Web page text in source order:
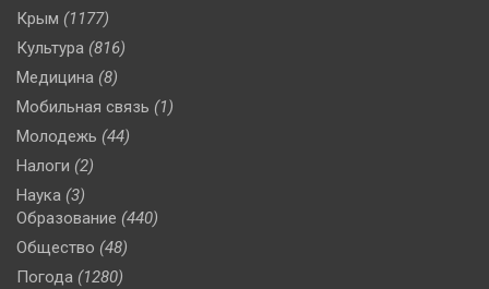
Крым (1177)
Культура (816)
Медицина (8)
Мобильная связь (1)
Молодежь (44)
Налоги (2)
Наука (3)
Образование (440)
Общество (48)
Погода (1280)